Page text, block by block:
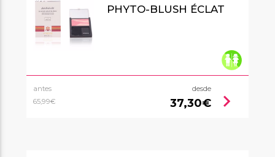
PHYTO-BLUSH ÉCLAT
antes
65,99€
desde
37,30€ chevron_right